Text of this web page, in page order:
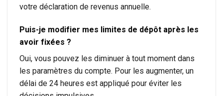
votre déclaration de revenus annuelle.
Puis-je modifier mes limites de dépôt après les
avoir fixées ?
Oui, vous pouvez les diminuer à tout moment dans
les paramètres du compte. Pour les augmenter, un
délai de 24 heures est appliqué pour éviter les